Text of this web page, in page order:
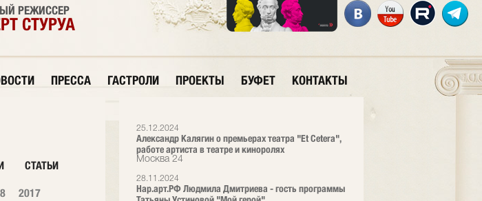
РЕЖИССЕР
СТУРУА
ПРЕССА ГАСТРОЛИ ПРОЕКТЫ БУФЕТ КОНТАКТЫ
25.12.2024
Александр Калягин о премьерах театра "Et Cetera",
работе артиста в театре и киноролях
Москва 24
28.11.2024
Нар.арт.РФ Людмила Дмитриева - гость программы
СТАТЬИ
2017